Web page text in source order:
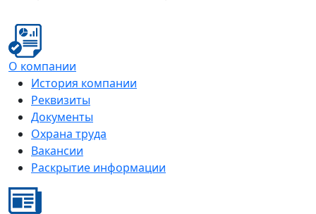
О компании
История компании
Реквизиты
Документы
Охрана труда
Вакансии
Раскрытие информации